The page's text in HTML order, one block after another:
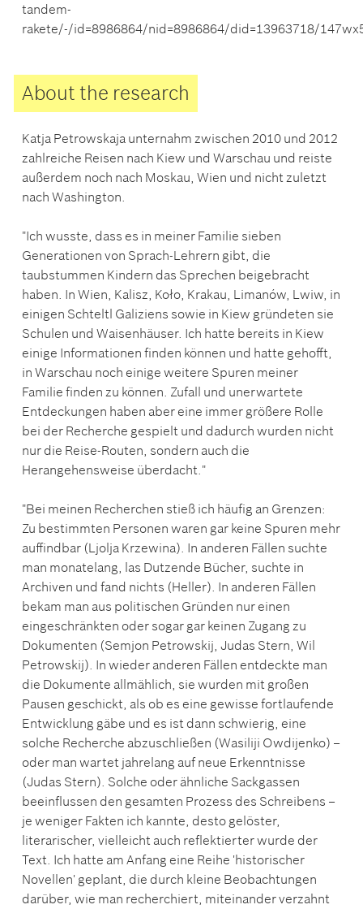
tandem-
rakete/-/id=8986864/nid=8986864/did=13963718/
About the research
Katja Petrowskaja unternahm zwischen 2010 und 2012
zahlreiche Reisen nach Kiew und Warschau und reiste
außerdem noch nach Moskau, Wien und nicht zuletzt
nach Washington.
"Ich wusste, dass es in meiner Familie sieben
Generationen von Sprach-Lehrern gibt, die
taubstummen Kindern das Sprechen beigebracht
haben. In Wien, Kalisz, Koło, Krakau, Limanów, Lwiw, in
einigen Schteltl Galiziens sowie in Kiew gründeten sie
Schulen und Waisenhäuser. Ich hatte bereits in Kiew
einige Informationen finden können und hatte gehofft,
in Warschau noch einige weitere Spuren meiner
Familie finden zu können. Zufall und unerwartete
Entdeckungen haben aber eine immer größere Rolle
bei der Recherche gespielt und dadurch wurden nicht
nur die Reise-Routen, sondern auch die
Herangehensweise überdacht."
"Bei meinen Recherchen stieß ich häufig an Grenzen:
Zu bestimmten Personen waren gar keine Spuren mehr
auffindbar (Ljolja Krzewina). In anderen Fällen suchte
man monatelang, las Dutzende Bücher, suchte in
Archiven und fand nichts (Heller). In anderen Fällen
bekam man aus politischen Gründen nur einen
eingeschränkten oder sogar gar keinen Zugang zu
Dokumenten (Semjon Petrowskij, Judas Stern, Wil
Petrowskij). In wieder anderen Fällen entdeckte man
die Dokumente allmählich, sie wurden mit großen
Pausen geschickt, als ob es eine gewisse fortlaufende
Entwicklung gäbe und es ist dann schwierig, eine
solche Recherche abzuschließen (Wasiliji Owdijenko) –
oder man wartet jahrelang auf neue Erkenntnisse
(Judas Stern). Solche oder ähnliche Sackgassen
beeinflussen den gesamten Prozess des Schreibens –
je weniger Fakten ich kannte, desto gelöster,
literarischer, vielleicht auch reflektierter wurde der
Text. Ich hatte am Anfang eine Reihe 'historischer
Novellen' geplant, die durch kleine Beobachtungen
darüber, wie man recherchiert, miteinander verzahnt